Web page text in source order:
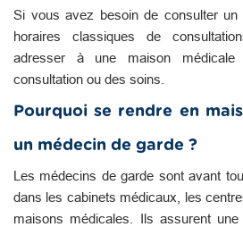
Si vous avez besoin de consulter un
horaires classiques de
adresser à une maison
consultation ou des soins.
Pourquoi se rendre en
un médecin de garde ?
Les médecins de garde sont avant
dans les cabinets médicaux, les
maisons médicales. Ils assurent